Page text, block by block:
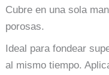
Cubre en una sola
porosas.
Ideal para fondear
al mismo tiempo.